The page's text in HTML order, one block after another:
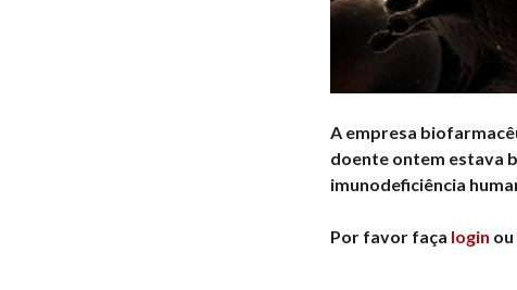
A empresa
doente ontem estava
imunodeficiência
Por favor faça login ou